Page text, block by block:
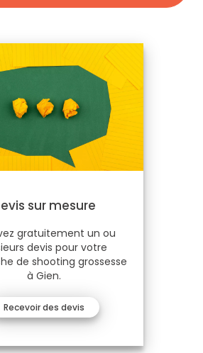
sur mesure
gratuitement un ou
devis pour votre
de shooting grossesse
à Gien.
Recevoir des devis